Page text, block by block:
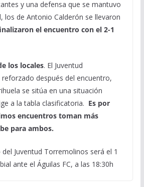
y una defensa que se mantuvo
los de Antonio Calderón se llevaron
el encuentro con el 2-1
los locales. El Juventud
después del encuentro,
se sitúa en una situación
a la tabla clasificatoria. Es por
encuentros toman más
para ambos.
Juventud Torremolinos será el 1
ante el Águilas FC, a las 18:30h